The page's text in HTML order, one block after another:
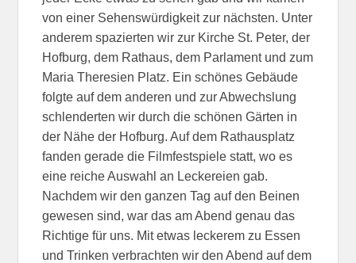
von einer Sehenswürdigkeit zur nächsten. Unter
anderem spazierten wir zur Kirche St. Peter, der
Hofburg, dem Rathaus, dem Parlament und zum
Maria Theresien Platz. Ein schönes Gebäude
folgte auf dem anderen und zur Abwechslung
schlenderten wir durch die schönen Gärten in
der Nähe der Hofburg. Auf dem Rathausplatz
fanden gerade die Filmfestspiele statt, wo es
eine reiche Auswahl an Leckereien gab.
Nachdem wir den ganzen Tag auf den Beinen
gewesen sind, war das am Abend genau das
Richtige für uns. Mit etwas leckerem zu Essen
und Trinken verbrachten wir den Abend auf dem